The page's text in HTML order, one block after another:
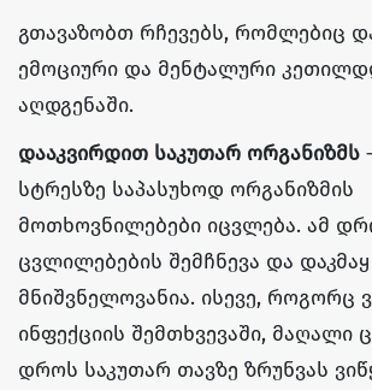
გთავაზობთ რჩევებს, რომლებიც
ემოციური და მენტალური
აღდგენაში.
დააკვირდით საკუთარ ორგანიზმს
სტრესზე საპასუხოდ ორგანიზმის
მოთხოვნილებები იცვლება. ამ
ცვლილებების შემჩნევა და
მნიშვნელოვანია. ისევე, როგორც
ინფექციის შემთხვევაში, მაღალი
დროს საკუთარ თავზე ზრუნვას